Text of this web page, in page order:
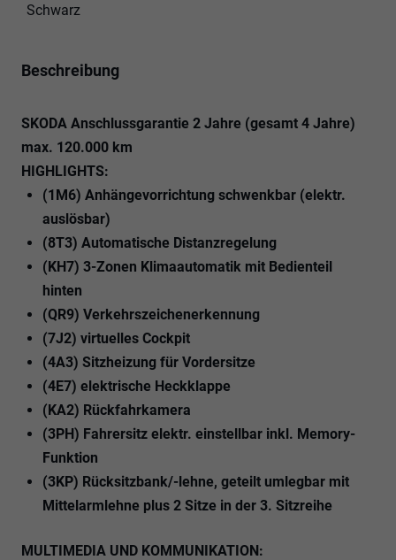
Schwarz
Beschreibung
SKODA Anschlussgarantie 2 Jahre (gesamt 4 Jahre)
max. 120.000 km
HIGHLIGHTS:
(1M6) Anhängevorrichtung schwenkbar (elektr.
auslösbar)
(8T3) Automatische Distanzregelung
(KH7) 3-Zonen Klimaautomatik mit Bedienteil
hinten
(QR9) Verkehrszeichenerkennung
(7J2) virtuelles Cockpit
(4A3) Sitzheizung für Vordersitze
(4E7) elektrische Heckklappe
(KA2) Rückfahrkamera
(3PH) Fahrersitz elektr. einstellbar inkl. Memory-
Funktion
(3KP) Rücksitzbank/-lehne, geteilt umlegbar mit
Mittelarmlehne plus 2 Sitze in der 3. Sitzreihe
MULTIMEDIA UND KOMMUNIKATION: